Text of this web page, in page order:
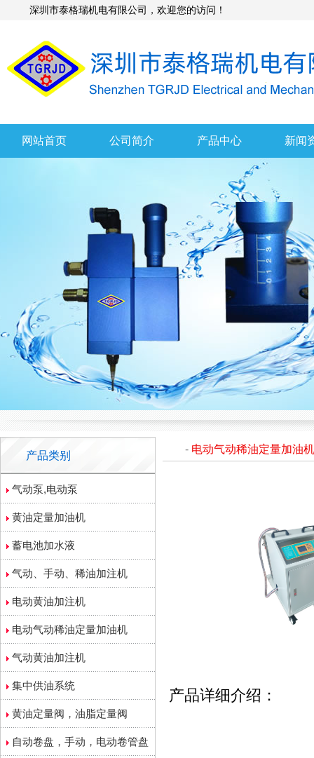
深圳市泰格瑞机电有限公司，欢迎您的访问！
网站首页 公司简介 产品中心 新闻
产品类别
气动泵,电动泵
黄油定量加油机
蓄电池加水液
气动、手动、稀油加注机
电动黄油加注机
电动气动稀油定量加油机
气动黄油加注机
集中供油系统
黄油定量阀，油脂定量阀
自动卷盘，手动，电动卷管盘
- 电动气动稀油定量加油机
产品详细介绍：